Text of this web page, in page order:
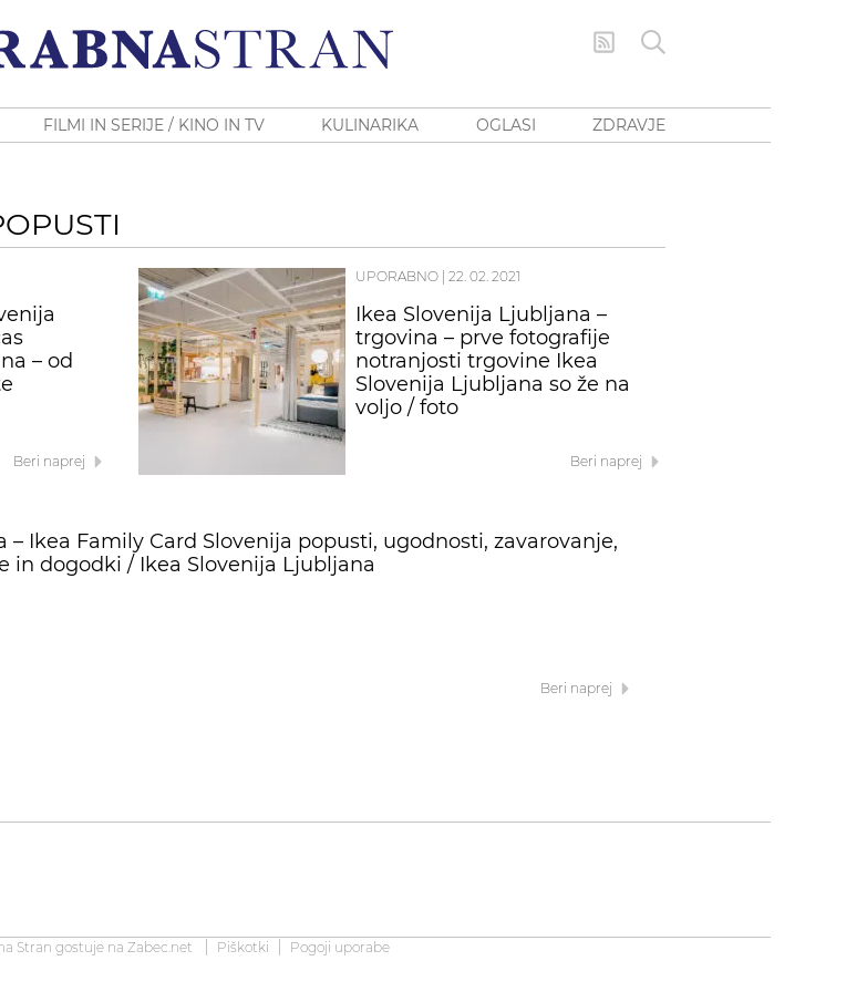
FILMI IN SERIJE / KINO IN TV KULINARIKA OGLASI ZDRAVJE
– od
Beri naprej
UPORABNO| 22. 02. 2021
Ikea Slovenija Ljubljana –
trgovina – prve fotografije
notranjosti trgovine Ikea
Slovenija Ljubljana so že na
voljo / foto
Beri naprej
– Ikea Family Card Slovenija popusti, ugodnosti, zavarovanje,
in dogodki / Ikea Slovenija Ljubljana
Beri naprej
Stran gostuje na Zabec.net Piškotki Pogoji uporabe